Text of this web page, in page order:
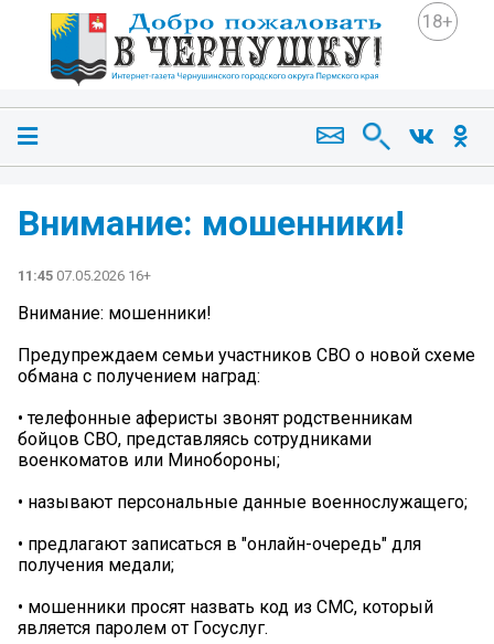
18+
Внимание: мошенники!
11:45 07.05.2026 16+
Внимание: мошенники!
Предупреждаем семьи участников СВО о новой схеме
обмана с получением наград:
• телефонные аферисты звонят родственникам
бойцов СВО, представляясь сотрудниками
военкоматов или Минобороны;
• называют персональные данные военнослужащего;
• предлагают записаться в "онлайн-очередь" для
получения медали;
• мошенники просят назвать код из СМС, который
является паролем от Госуслуг.